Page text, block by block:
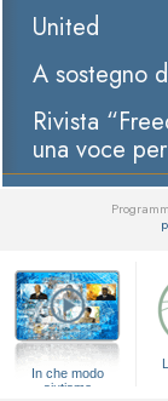
United
A sostegno
Rivista
una voce
In che modo
aiutiamo